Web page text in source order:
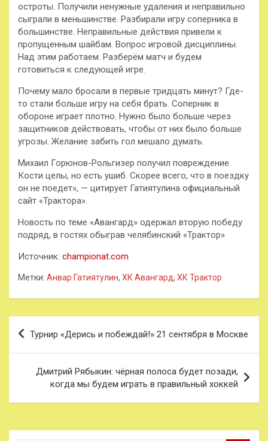
остроты. Получили ненужные удаления и неправильно
сыграли в меньшинстве. Разбирали игру соперника в
большинстве. Неправильные действия привели к
пропущенным шайбам. Вопрос игровой дисциплины.
Над этим работаем. Разберём матч и будем
готовиться к следующей игре.
Почему мало бросали в первые тридцать минут? Где-
то стали больше игру на себя брать. Соперник в
обороне играет плотно. Нужно было больше через
защитников действовать, чтобы от них было больше
угрозы. Желание забить гол мешало думать.
Михаил Горюнов-Рольгизер получил повреждение.
Кости целы, но есть ушиб. Скорее всего, что в поездку
он не поедет», — цитирует Гатиятулина официальный
сайт «Трактора».
Новость по теме «Авангард» одержал вторую победу
подряд, в гостях обыграв челябинский «Трактор»
Источник: championat.com
Метки: Анвар Гатиятулин, ХК Авангард, ХК Трактор
Навигация
Турнир «Дерись и побеждай!» 21 сентября в Москве
Дмитрий Рябыкин: чёрная полоса будет позади,
когда мы будем играть в правильный хоккей